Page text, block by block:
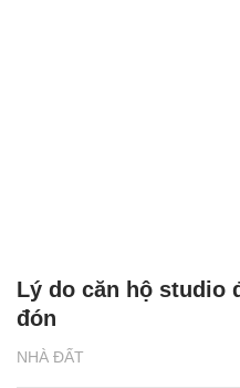
NHÀ ĐẤT
Lý do căn hộ studio
đón